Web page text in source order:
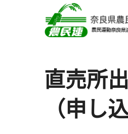
直売所
（申し